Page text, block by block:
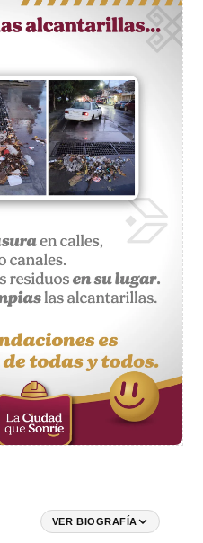
VER BIOGRAFÍA